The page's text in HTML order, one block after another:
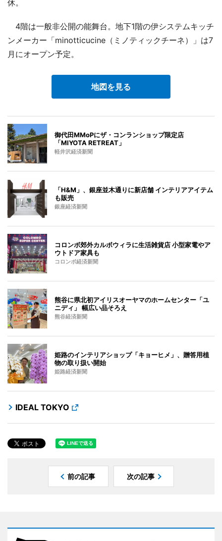
休。
4階は一般非公開の能舞台。地下1階の伊システムキッチ
ンメーカー「minotticucine（ミノティックチーネ）」は7
月にオープン予定。
地図を見る
御代田MMoPにザ・コンランショップ限定店
「MIYOTA RETREAT」
軽井沢経済新聞
「H&M」、銀座並木通りに新店舗 インテリアアイテム
も販売
銀座経済新聞
コロンボ郊外カルボウィラに生活雑貨店 小型家電やア
ウトドア家具も
コロンボ経済新聞
熊谷に県北初アイリスオーヤマのホームセンター「ユ
ニディ」 幅広い品そろえ
熊谷経済新聞
姫路のインテリアショップ「キョーヒメ」、贈答用植
物の取り扱い開始
姫路経済新聞
IDEAL TOKYO
前の記事 次の記事